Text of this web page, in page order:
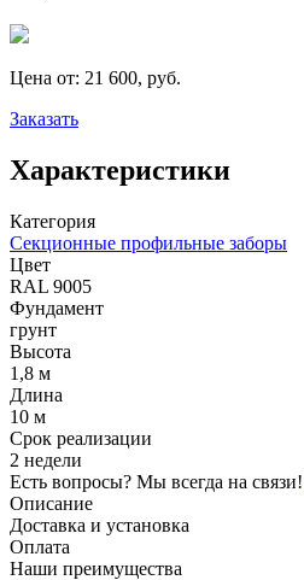
Цена от: 21 600, руб.
Заказать
Характеристики
Категория
Секционные профильные заборы
Цвет
RAL 9005
Фундамент
грунт
Высота
1,8 м
Длина
10 м
Срок реализации
2 недели
Есть вопросы? Мы всегда на связи!
Описание
Доставка и установка
Оплата
Наши преимущества